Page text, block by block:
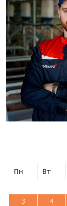
Пн
Вт
3
4